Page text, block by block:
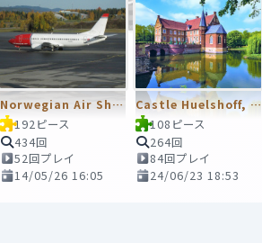
Norwegian Air Shuttle
192ピース
434回
52回プレイ
14/05/26 16:05
Castle Huelshoff, Germany
108ピース
264回
84回プレイ
24/06/23 18:53